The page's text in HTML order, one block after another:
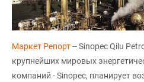
Маркет Репорт-- Sinopec Qilu
крупнейших мировых
компаний - Sinopec, планирует